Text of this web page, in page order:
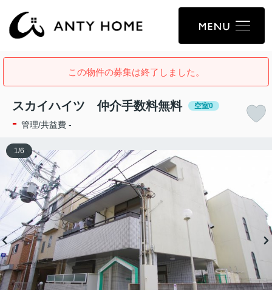
この物件の募集は終了しました。
スカイハイツ 仲介手数料無料 空室0
- 管理/共益費 -
1 /6